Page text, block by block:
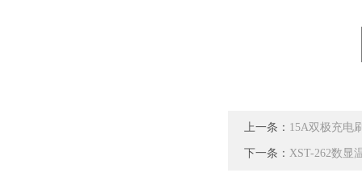
上一条： 15A双极充电
下一条： XST-262数显